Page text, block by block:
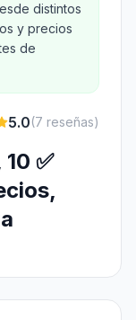
distintos
y precios
de
5.0(7 reseñas)
✅